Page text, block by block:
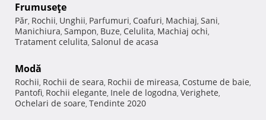
Frumuseţe
Păr, Rochii, Unghii, Parfumuri, Coafuri, Machiaj, Sani,
Manichiura, Sampon, Buze, Celulita, Machiaj ochi,
Tratament celulita, Salonul de acasa
Modă
Rochii, Rochii de seara, Rochii de mireasa, Costume de baie,
Pantofi, Rochii elegante, Inele de logodna, Verighete,
Ochelari de soare, Tendinte 2020